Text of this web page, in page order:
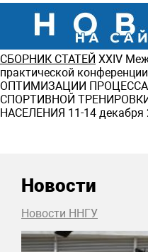
СБОРНИК СТАТЕЙ ХXIV
практической
ОПТИМИЗАЦИИ
СПОРТИВНОЙ
НАСЕЛЕНИЯ 11-14 декабря
Новости
Новости ННГУ